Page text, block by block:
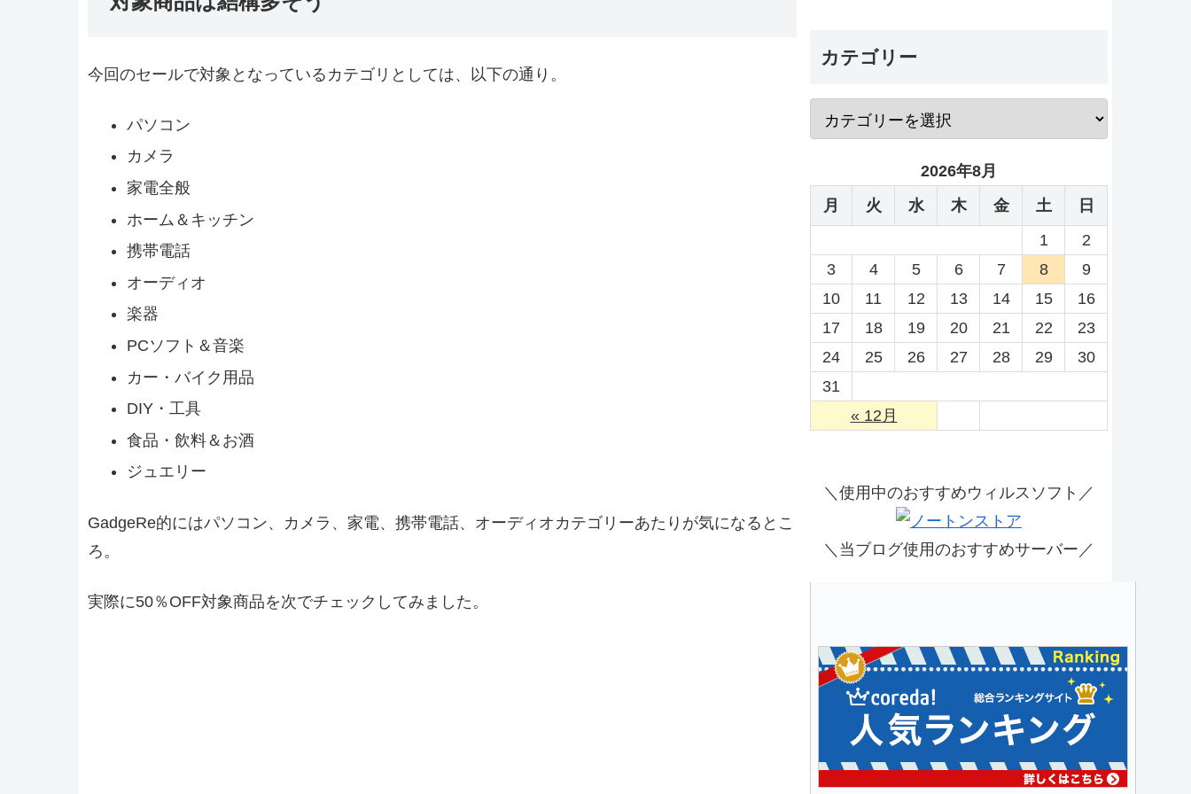
今回のセールで対象となっているカテゴリとしては、以下の通り。
パソコン
カメラ
家電全般
ホーム＆キッチン
携帯電話
オーディオ
楽器
PCソフト＆音楽
カー・バイク用品
DIY・工具
食品・飲料＆お酒
ジュエリー
GadgeRe的にはパソコン、カメラ、家電、携帯電話、オーディオカテゴリーあたりが気になるとこ
ろ。
実際に50％OFF対象商品を次でチェックしてみました。
カテゴリー
2026年8月
月
火 水 木 金 土 日
« 12月
1
2
3
4 5 6 7 8
9
10
11 12 13 14 15
16
17
18 19 20 21 22
23
24
25 26 27 28 29
30
31
＼使用中のおすすめウィルスソフト／
＼当ブログ使用のおすすめサーバー／